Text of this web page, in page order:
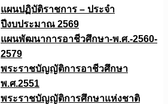
แผนปฏิบัติราชการ – ประจำ
ปีงบประมาณ 2569
แผนพัฒนาการอาชีวศึกษา-พ.ศ.-2560-
2579
พระราชบัญญัติการอาชีวศึกษา
พ.ศ.2551
พระราชบัญญัติการศึกษาแห่งชาติ